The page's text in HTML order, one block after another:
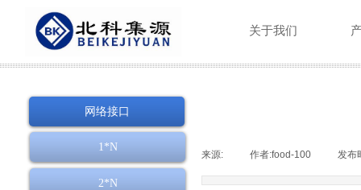
关于我们
网络接口
来源: 作者:food-100 发布
1*N
2*N